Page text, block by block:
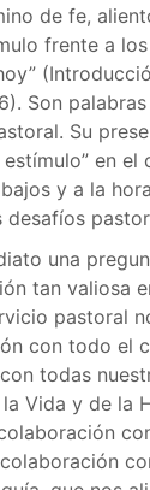
de fe,
frente a
Son
Su
en el
y a la
desafíos
una
tan valiosa
pastoral
con todo el
todas
Vida y de la